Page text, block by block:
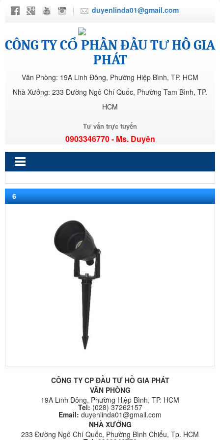
duyenlinda01@gmail.com
CÔNG TY CỔ PHẦN ĐẦU TƯ HỒ GIA
PHÁT
Văn Phòng: 19A Linh Đông, Phường Hiệp Bình, TP. HCM
Nhà Xưởng: 233 Đường Ngô Chí Quốc, Phường Tam Bình, TP.
HCM
Tư vấn trực tuyến
0903346770 - Ms. Duyên
6
CÔNG TY CP ĐẦU TƯ HỒ GIA PHÁT
VĂN PHÒNG
19A Linh Đông, Phường Hiệp Bình, TP. HCM
Tel: (028) 37262157
Email: duyenlinda01@gmail.com
NHÀ XƯỞNG
233 Đường Ngô Chí Quốc, Phường Bình Chiểu, Tp. HCM